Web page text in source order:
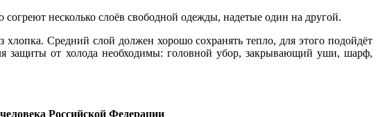
несколько слоёв свободной одежды, надетые один на другой.
Средний слой должен хорошо сохранять тепло, для этого подойдёт
защиты от холода необходимы: головной убор, закрывающий уши, шарф,
Российской Федерации